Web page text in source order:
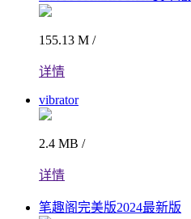
155.13 M /
详情
vibrator
2.4 MB /
详情
笔趣阁完美版2024最新版